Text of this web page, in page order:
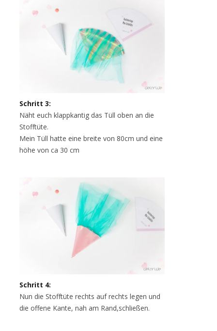
Schritt 3:
Näht euch klappkantig das Tüll oben an die
Stofftüte.
Mein Tüll hatte eine breite von 80cm und eine
höhe von ca 30 cm
Schritt 4:
Nun die Stofftüte rechts auf rechts legen und
die offene Kante, nah am Rand,schließen.